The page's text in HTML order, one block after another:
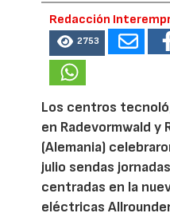
Redacción
2753
Los centros
en Radevormwald y
(Alemania)
julio sendas
centradas en la
eléctricas